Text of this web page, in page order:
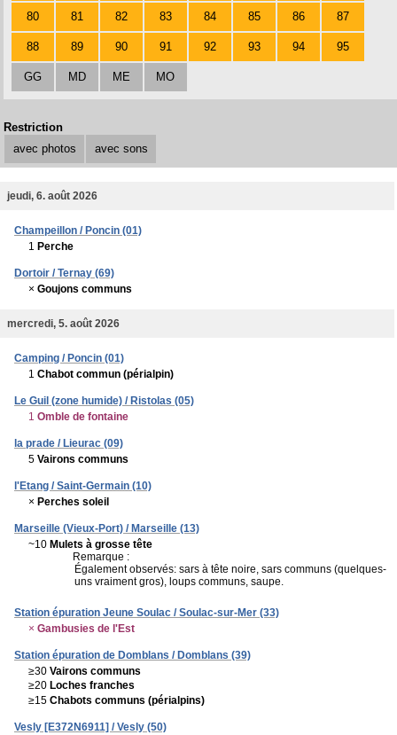
80 81 82 83 84 85 86 87
88 89 90 91 92 93 94 95
GG MD ME MO
Restriction
avec photos
avec sons
jeudi, 6. août 2026
Champeillon / Poncin (01)
1 Perche
Dortoir / Ternay (69)
× Goujons communs
mercredi, 5. août 2026
Camping / Poncin (01)
1 Chabot commun (périalpin)
Le Guil (zone humide) / Ristolas (05)
1 Omble de fontaine
la prade / Lieurac (09)
5 Vairons communs
l'Etang / Saint-Germain (10)
× Perches soleil
Marseille (Vieux-Port) / Marseille (13)
~10 Mulets à grosse tête
Remarque :
Également observés: sars à tête noire, sars communs (quelques-
uns vraiment gros), loups communs, saupe.
Station épuration Jeune Soulac / Soulac-sur-Mer (33)
× Gambusies de l'Est
Station épuration de Domblans / Domblans (39)
≥30 Vairons communs
≥20 Loches franches
≥15 Chabots communs (périalpins)
Vesly [E372N6911] / Vesly (50)